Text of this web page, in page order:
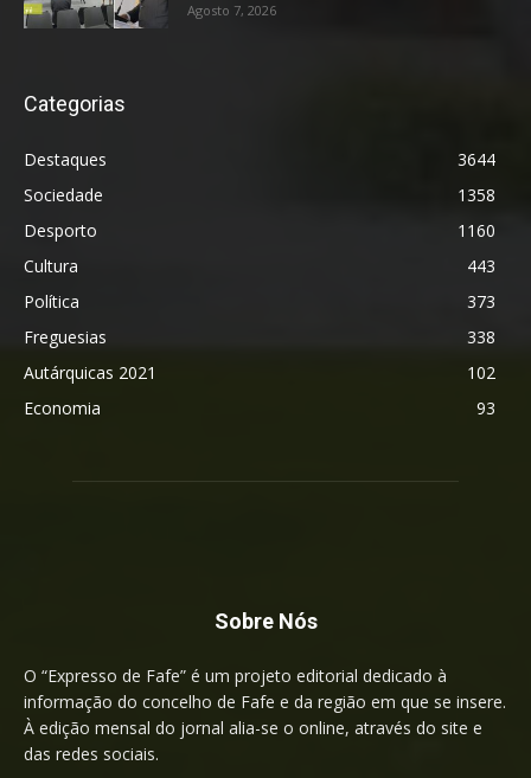
Agosto 7, 2026
Categorias
Destaques
3644
Sociedade
1358
Desporto
1160
Cultura
443
Política
373
Freguesias
338
Autárquicas 2021
102
Economia
93
Sobre Nós
O “Expresso de Fafe” é um projeto editorial dedicado à
informação do concelho de Fafe e da região em que se insere.
À edição mensal do jornal alia-se o online, através do site e
das redes sociais.